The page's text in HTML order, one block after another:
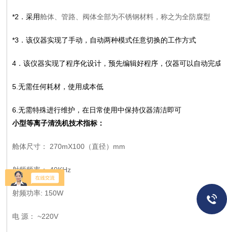
*2 ．采用舱体、管路、阀体全部为不锈钢材料，称之为全防腐型
*3 ．该仪器实现了手动，自动两种模式任意切换的工作方式
4 ．该仪器实现了程序化设计，预先编辑好程序，仪器可以自动完成
5.无需任何耗材，使用成本低
6.无需特殊进行维护，在日常使用中保持仪器清洁即可
小型等离子清洗机技术指标：
舱体尺寸： 270mX100 （直径） mm
射频频率：40KHz
射频功率: 150W
电 源： ~220V